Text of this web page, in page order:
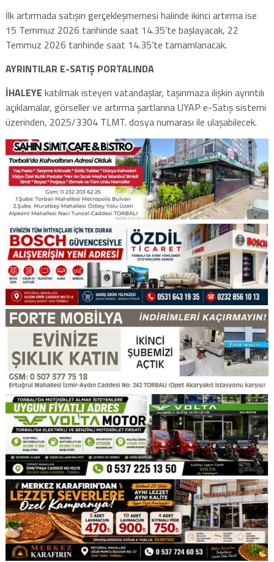
İlk artırmada satışın gerçekleşmemesi halinde ikinci artırma ise
15 Temmuz 2026 tarihinde saat 14.35’te başlayacak, 22
Temmuz 2026 tarihinde saat 14.35’te tamamlanacak.
AYRINTILAR E-SATIŞ PORTALINDA
İHALEYE katılmak isteyen vatandaşlar, taşınmaza ilişkin ayrıntılı
açıklamalar, görseller ve artırma şartlarına UYAP e-Satış sistemi
üzerinden, 2025/3304 TLMT. dosya numarası ile ulaşabilecek.